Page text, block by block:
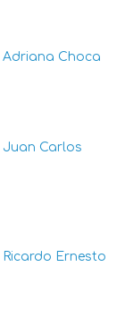
Adriana Choca
Juan Carlos
Ricardo Ernesto